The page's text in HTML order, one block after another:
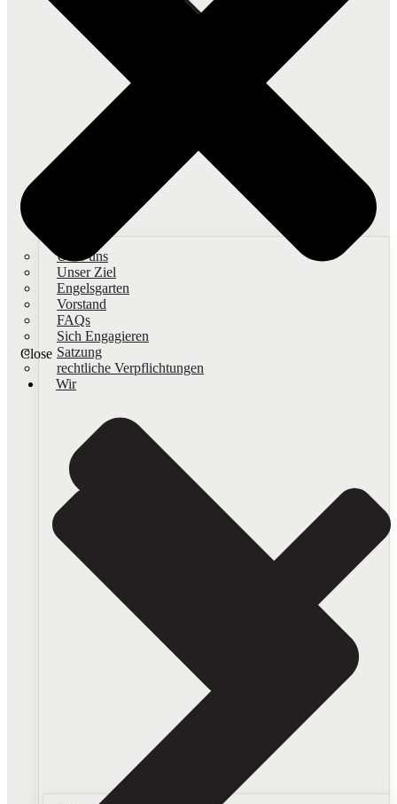
Über uns
Unser Ziel
Engelsgarten
Vorstand
FAQs
Sich Engagieren
Satzung
rechtliche Verpflichtungen
Close
Wir